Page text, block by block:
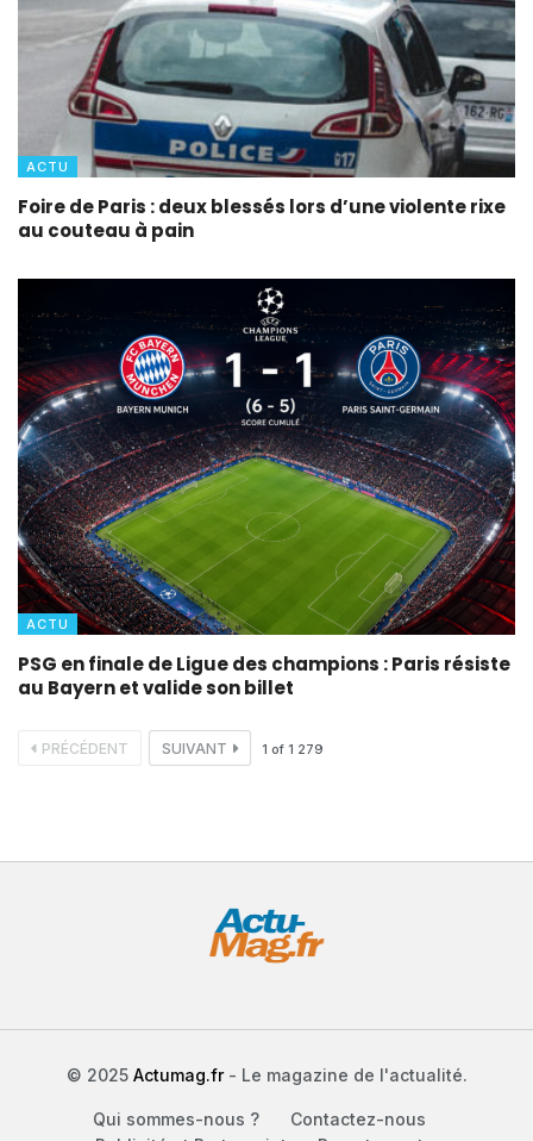
ACTU
Foire de Paris : deux blessés lors d’une violente rixe
au couteau à pain
ACTU
PSG en finale de Ligue des champions : Paris résiste
au Bayern et valide son billet
PRÉCÉDENT SUIVANT 1 of 1 279
© 2025 Actumag.fr- Le magazine de l'actualité.
Qui sommes-nous ?
Contactez-nous